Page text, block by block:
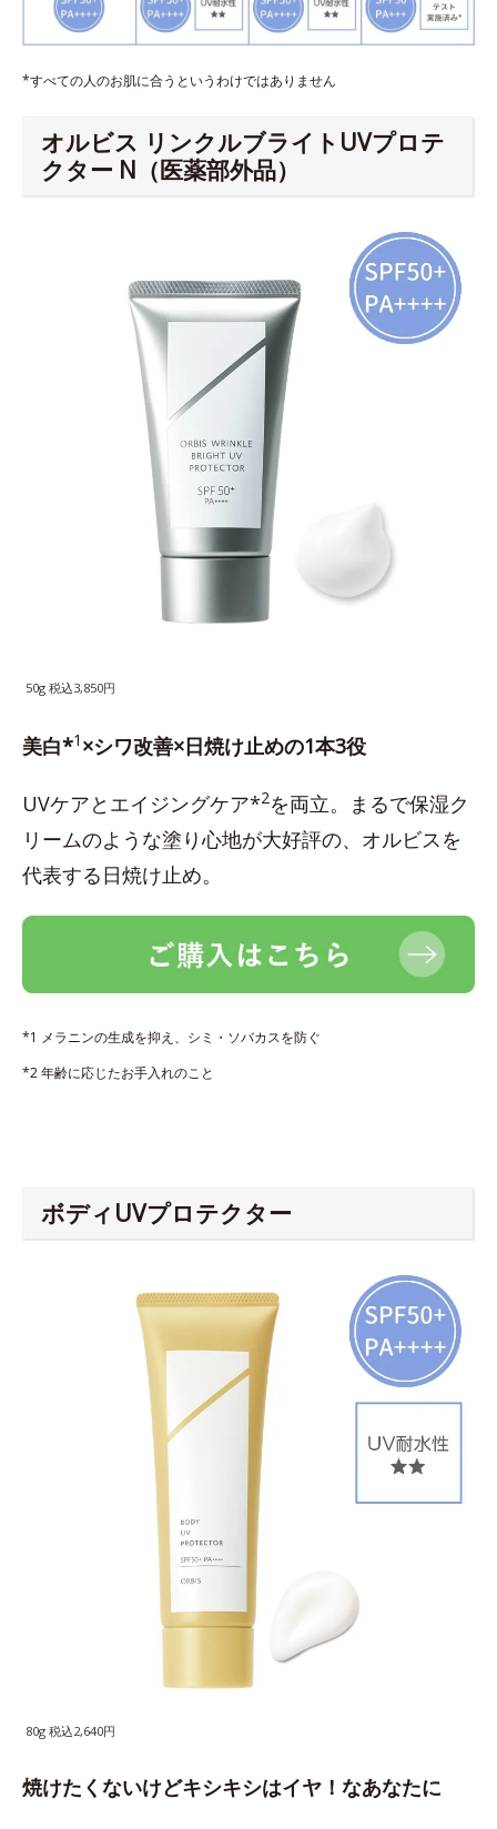
*すべての人のお肌に合うというわけではありません
オルビス リンクルブライトUVプロテ
クター N（医薬部外品）
50g 税込3,850円
美白*1 ×シワ改善×日焼け止めの1本3役
UVケアとエイジングケア*2を両立。まるで保湿ク
リームのような塗り心地が大好評の、オルビスを
代表する日焼け止め。
*1 メラニンの生成を抑え、シミ・ソバカスを防ぐ
*2 年齢に応じたお手入れのこと
ボディUVプロテクター
80g 税込2,640円
焼けたくないけどキシキシはイヤ！なあなたに